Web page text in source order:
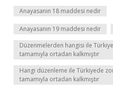
Anayasanın 18 maddesi nedir
Anayasanın 19 maddesi nedir
Düzenmelerden hangisi ile
tamamıyla ortadan kalkmıştır
Hangi düzenleme ile Türkiyede
tamamıyla ortadan kalkmıştır